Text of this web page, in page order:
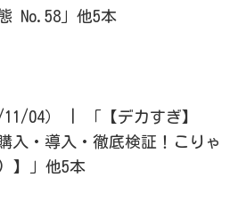
No.58」他5本
04） | 「【デカすぎ】
入・導入・徹底検証！こりゃ
】」他5本